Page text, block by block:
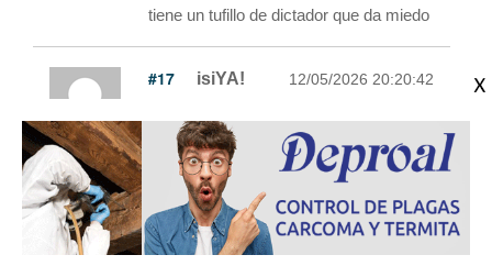
tiene un tufillo de dictador que da miedo
#17 isiYA! 12/05/2026 20:20:42
TorosEnAranda haya escrito
"Asociación zorros en Aranda".
#18 victor_1 12/05/2026 20:49:03